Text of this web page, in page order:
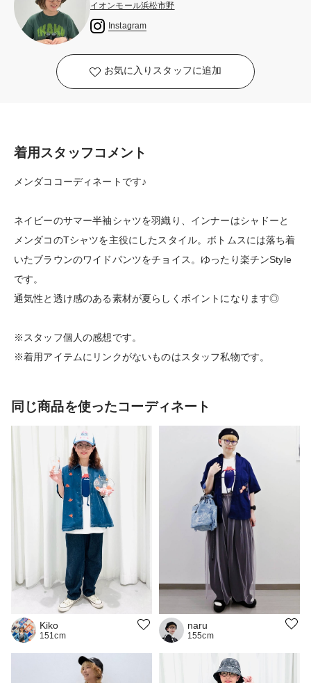
イオンモール浜松市野
Instagram
お気に入りスタッフに追加
着用スタッフコメント
メンダココーディネートです♪
ネイビーのサマー半袖シャツを羽織り、インナーはシャドーと
メンダコのTシャツを主役にしたスタイル。ボトムスには落ち着
いたブラウンのワイドパンツをチョイス。ゆったり楽チンStyle
です。
通気性と透け感のある素材が夏らしくポイントになります◎
※スタッフ個人の感想です。
※着用アイテムにリンクがないものはスタッフ私物です。
同じ商品を使ったコーディネート
Kiko
151cm
naru
155cm